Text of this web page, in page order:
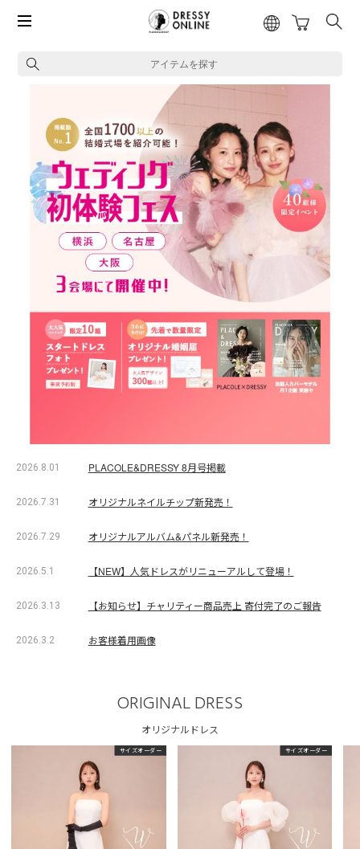
アイテムを探す
2026.8.01 PLACOLE&DRESSY 8月号掲載
2026.7.31 オリジナルネイルチップ新発売！
2026.7.29 オリジナルアルバム&パネル新発売！
2026.5.1 【NEW】人気ドレスがリニューアルして登場！
2026.3.13 【お知らせ】チャリティー商品売上 寄付完了のご報告
2026.3.2 お客様着用画像
ORIGINAL DRESS
オリジナルドレス
サイズオーダー サイズオーダー